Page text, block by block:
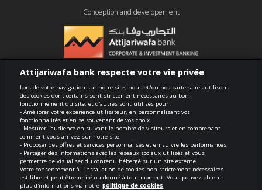
Conception and developement
Compliance
Terms of use
Security and confidentiality
Politique de cookies
Protection des données personnelles
Attijariwafa bank respecte votre vie privée
Lors de votre navigation sur notre site, nous et/ou nos partenaires utilisons
des cookies dont certains sont strictement nécessaires au bon
fonctionnement du site, et d'autres sont utilisés pour :
- Améliorer votre expérience utilisateur, en personnalisant vos
fonctionnalités et en se souvenant de vos choix.
- Mesurer l’audience en suivant le nombre de visiteurs et en comprenant
comment vous arrivez sur notre site.
- Proposer des offres et services personnalisés et en suivre les performances.
- Partager des informations avec les réseaux sociaux utilisés et vous
permettre de visualiser du contenu hébergé sur un site externe.
Votre consentement à l'installation de cookies non strictement nécessaires
est libre et peut être retiré ou donné à tout moment. Vous pouvez obtenir
plus d'informations via notre politique de cookies